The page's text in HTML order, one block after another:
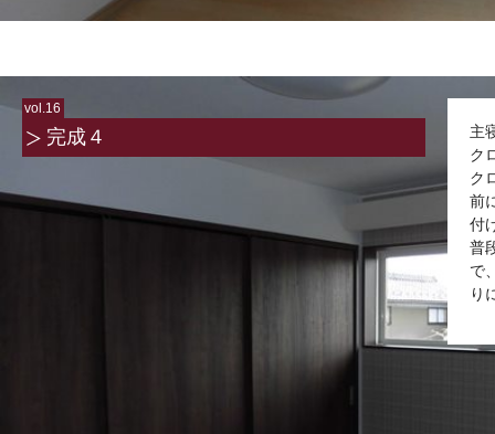
vol.16
完成４
主
ク
ク
前
付
普
で
り